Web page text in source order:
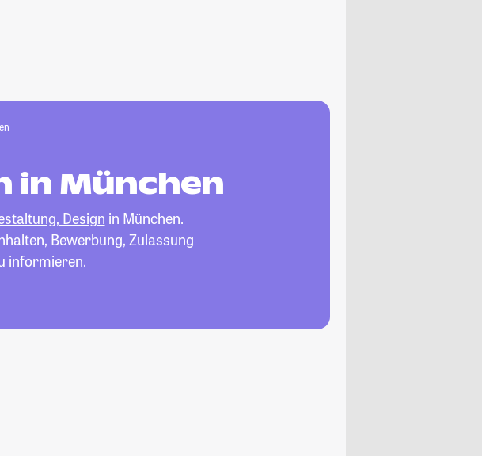
in München
Design in München.
Bewerbung, Zulassung
informieren.